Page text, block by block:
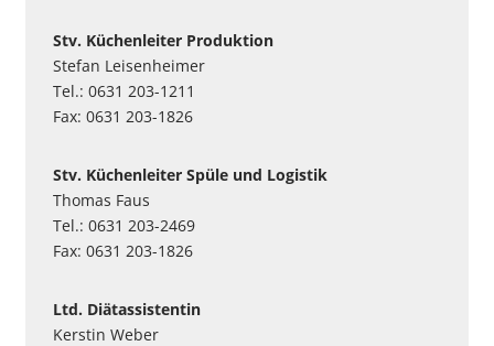
Stv. Küchenleiter Produktion
Stefan Leisenheimer
Tel.: 0631 203-1211
Fax: 0631 203-1826
Stv. Küchenleiter Spüle und Logistik
Thomas Faus
Tel.: 0631 203-2469
Fax: 0631 203-1826
Ltd. Diätassistentin
Kerstin Weber